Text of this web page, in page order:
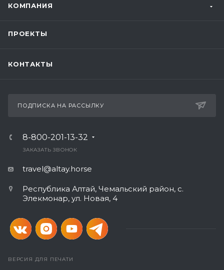
КОМПАНИЯ
ПРОЕКТЫ
КОНТАКТЫ
ПОДПИСКА НА РАССЫЛКУ
8-800-201-13-32
ЗАКАЗАТЬ ЗВОНОК
travel@altay.horse
Республика Алтай, Чемальский район, с.
Элекмонар, ул. Новая, 4
ВЕРСИЯ ДЛЯ ПЕЧАТИ